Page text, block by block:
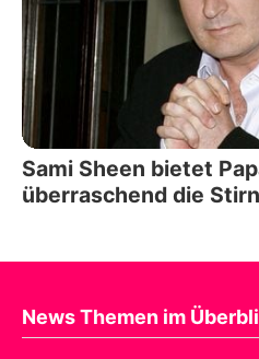
Sami Sheen bietet
überraschend die Stirn
News Themen im